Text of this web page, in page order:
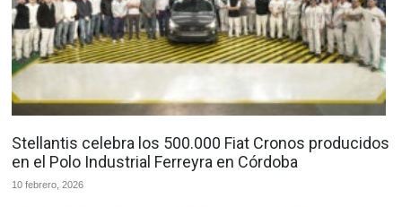
Stellantis celebra los 500.000 Fiat Cronos producidos
en el Polo Industrial Ferreyra en Córdoba
10 febrero, 2026